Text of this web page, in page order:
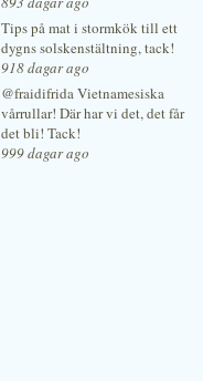
Tips på mat i stormkök till ett
dygns solskenstältning, tack!
918 dagar ago
@fraidifrida Vietnamesiska
vårrullar! Där har vi det, det får
det bli! Tack!
999 dagar ago